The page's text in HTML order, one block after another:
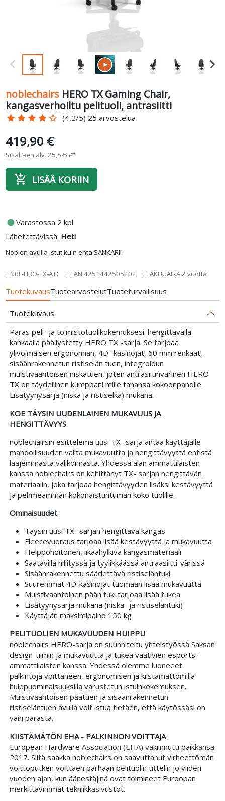
noblechairs HERO TX Gaming Chair,
kangasverhoiltu pelituoli, antrasiitti
star star star star star_border (4,2/5) 25 arvostelua
Noblen avulla istut kuin ehta SANKARI!
419,90 €
Sisältäen alv. 25,5%swap_horiz
add_shopping_cart LISÄÄ KORIIN
fiber_manual_recordVarastossa 2 kpl
Lähetettävissä: Heti
NBL-HRO-TX-ATC EAN 4251442505202 TAKUUAIKA 2 vuotta
TuotekuvausTuotearvostelutTuoteturvallisuus
Tuotekuvaus
Paras peli- ja toimistotuolikokemuksesi: hengittävällä
kankaalla päällystetty HERO TX -sarja. Se tarjoaa
ylivoimaisen ergonomian, 4D -käsinojat, 60 mm renkaat,
sisäänrakennetun ristiselän tuen, integroidun
muistivaahtoisen niskatuen, joten antrasiitinvärinen HERO
TX on täydellinen kumppani mille tahansa kokoonpanolle.
Lisätyynysarja (niska ja ristiselkä) mukana.
KOE TÄYSIN UUDENLAINEN MUKAVUUS JA
HENGITTÄVYYS
noblechairsin esittelemä uusi TX -sarja antaa käyttäjälle
mahdollisuuden valita mukavuutta ja hengittävyyttä entistä
laajemmasta valikoimasta. Yhdessä alan ammattilaisten
kanssa noblechairs on kehittänyt TX- sarjan hengittävän
materiaalin, joka tarjoaa hengittävyyden lisäksi kestävyyttä
ja pehmeämmän kokonaistuntuman koko tuolille.
Ominaisuudet:
Täysin uusi TX -sarjan hengittävä kangas
Fleecevuoraus tarjoaa lisää kestävyyttä ja mukavuutta
Helppohoitonen, likaahylkivä kangasmateriaali
Saatavilla hillityssä ja tyylikkäässä antraasiitti-värissä
Sisäänrakennettu säädettävä ristiseläntuki
Suuremmat 4D-käsinojat tuomaan lisää mukavuutta
Muistivaahtoinen pään tuki tarjoaa lisää tukea
Lisätyynysarja mukana (niska- ja ristiseläntuki)
Käyttäjän maksimipaino 150 kg
PELITUOLIEN MUKAVUUDEN HUIPPU
noblechairs HERO-sarja on suunniteltu yhteistyössä Saksan
design-tiimin ja mukavuutta ja tukea vaativien esports-
ammattilaisten kanssa. Yhdessä olemme luoneeet
palkintoja voittaneen, ergonomisen ja kiistämättömillä
huippuominaisuuksilla varustetun istuinkokemuksen.
Muistivaahtoisen päätuen ja sisäänrakennetun
ristiseläntuen avulla voit istua tietäen, että käytössäsi on
vain parasta.
KIISTÄMÄTÖN EHA - PALKINNON VOITTAJA
European Hardware Association (EHA) vakiinnutti paikkansa
2017. Siitä saakka noblechairs on saavuttanut virheettömän
voittoputken voittaen parhaan pelituolin tittelin jo viiden
vuoden ajan, kun äänestäjinä ovat toimineet Euroopan
merkittävimmät tekniikkasivustot.